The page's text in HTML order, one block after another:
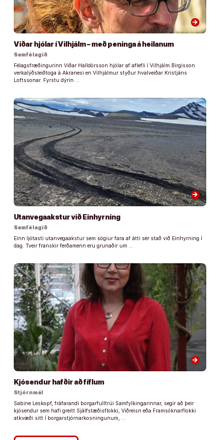
arrow_forward
Viðar hjólar í Vilhjálm – með peninga á heilanum
Samfélagið
Félagsfræðingurinn Viðar Halldórsson hjólar af aflefli í Vilhjálm Birgisson
verkalýðsleiðtoga á Akranesi en Vilhjálmur styður hvalveiðar Kristjáns
Loftssonar. Fyrstu dýrin …
arrow_forward
Utanvegaakstur við Einhyrning
Samfélagið
Einn ljótasti utanvegaakstur sem sögiur fara af átti sér stað við Einhyrning í
dag. Tveir franskir ferðamenn eru grunaðir um …
arrow_forward
Kjósendur hafðir að fíflum
Stjórnmál
Sabine Leskopf, fráfarandi borgarfulltrúi Samfylkingarinnar, segir að þeir
kjósendur sem hafi greitt Sjálfstæðisflokki, Viðreisn eða Framsóknarflokki
atkvæði sitt í borgarstjórnarkosningunum, …